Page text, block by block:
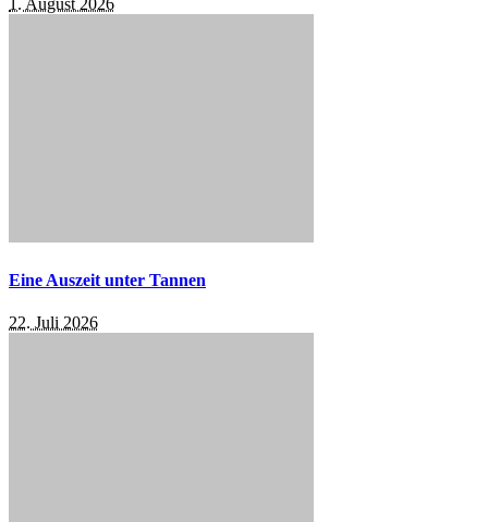
1. August 2026
Eine Auszeit unter Tannen
22. Juli 2026